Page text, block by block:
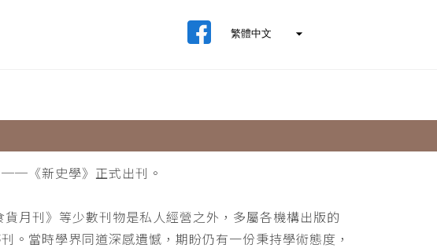
──《新史學》正式出刊。
月刊》等少數刊物是私人經營之外，多屬各機構出版的
。當時學界同道深感遺憾，期盼仍有一份秉持學術態度，